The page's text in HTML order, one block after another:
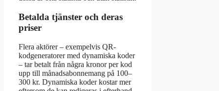
Betalda tjänster och deras
priser
Flera aktörer – exempelvis QR-
kodgeneratorer med dynamiska koder
– tar betalt från några kronor per kod
upp till månadsabonnemang på 100–
300 kr. Dynamiska koder kostar mer